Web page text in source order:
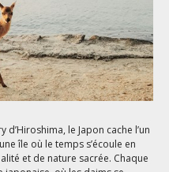
le Japon cache l’un
île où le temps s’écoule en
et de nature sacrée. Chaque